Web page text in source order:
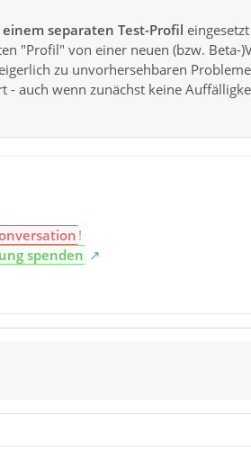
separaten Test-Profil
"Profil" von einer neuen (bzw. Beta-
zu unvorhersehbaren
auch wenn zunächst keine
!
spenden